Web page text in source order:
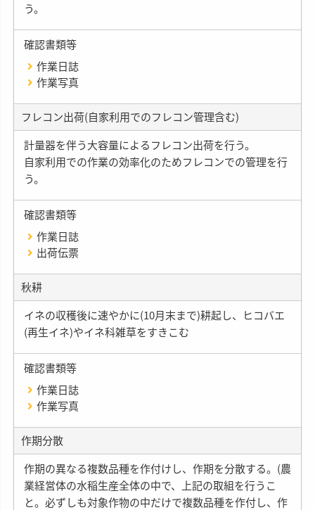
う。
確認書類等
作業日誌
作業写真
フレコン出荷(自家利用でのフレコン管理含む)
計量器を伴う大容量によるフレコン出荷を行う。
自家利用での作業の効率化のためフレコンでの管理を行
う。
確認書類等
作業日誌
出荷伝票
秋耕
イネの収穫後に速やかに(10月末まで)耕起し、ヒコバエ
(再生イネ)やイネ科雑草をすきこむ
確認書類等
作業日誌
作業写真
作期分散
作期の異なる複数品種を作付けし、作期を分散する。(農
業経営体の水稲生産全体の中で、上記の取組を行うこ
と。必ずしも対象作物の中だけで複数品種を作付し、作